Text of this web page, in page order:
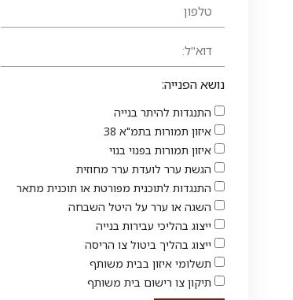
נושא הפנייה:
התנגדות להיתר בנייה
איזון תמורות בתמ"א 38
איזון תמורות בפנוי בנוי
הגשת ערר לועדת ערר מחוזית
התנגדות לתוכנית מפורטת או תוכנית מתאר
השגה או ערר על היטל השבחה
ייצוג בהליכי עבירות בנייה
ייצוג בהליך ביטול צו הריסה
תשלומי איזון בבית משותף
תיקון צו רישום בית משותף